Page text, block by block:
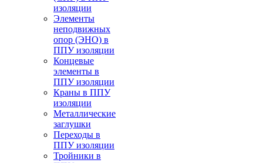
изоляции
Элементы
неподвижных
опор (ЭНО) в
ППУ изоляции
Концевые
элементы в
ППУ изоляции
Краны в ППУ
изоляции
Металлические
заглушки
Переходы в
ППУ изоляции
Тройники в